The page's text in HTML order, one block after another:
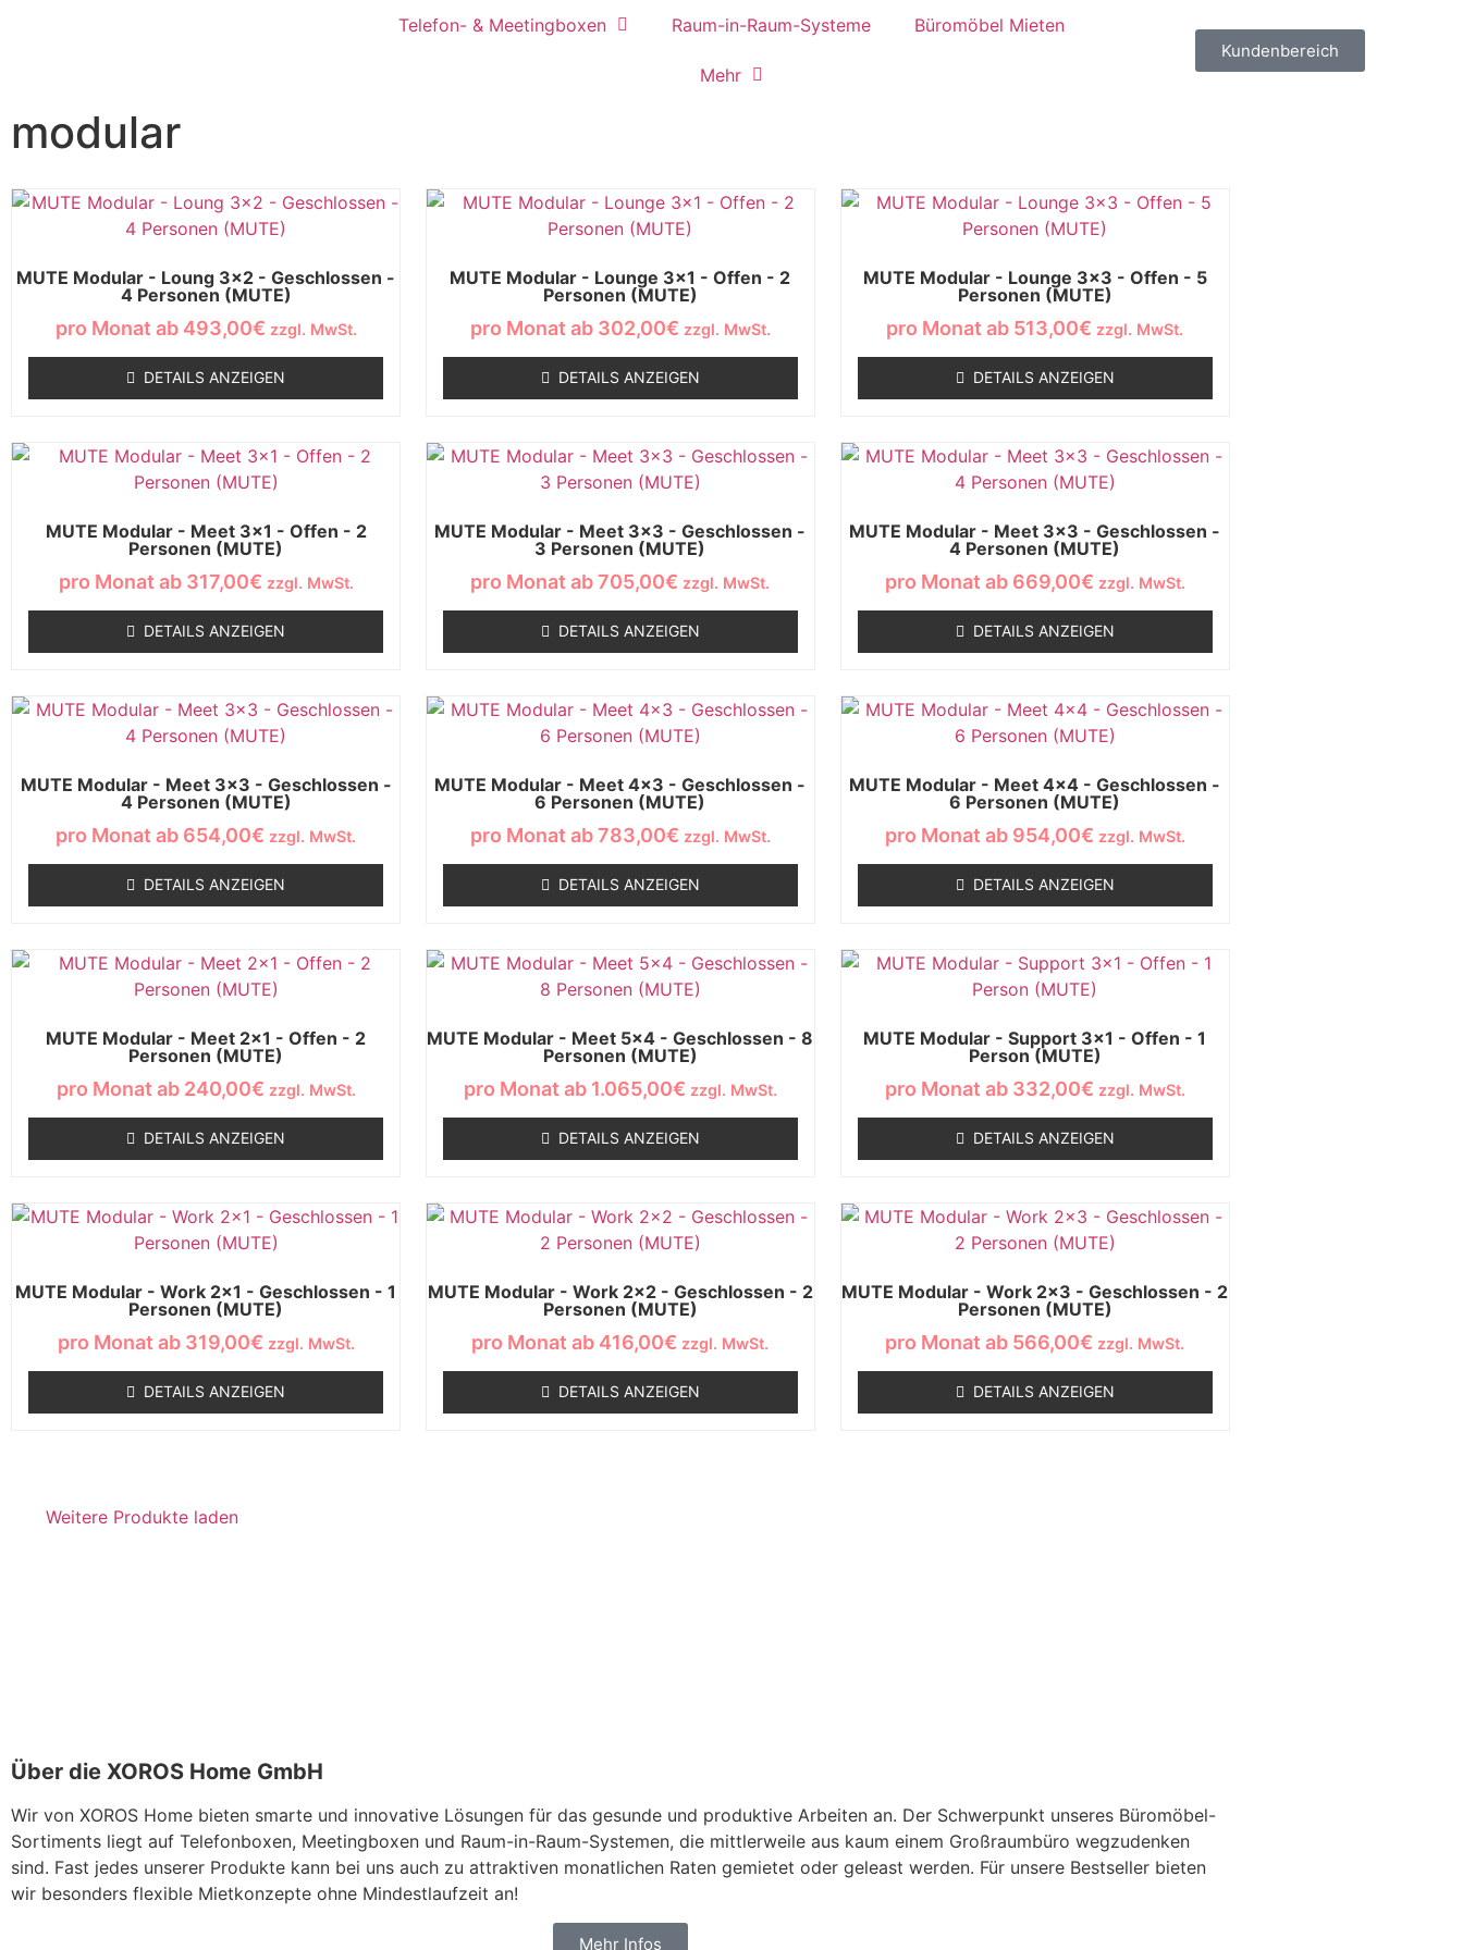
Telefon- & Meetingboxen Raum-in-Raum-Systeme Büromöbel Mieten
Mehr
Kundenbereich
modular
MUTE Modular - Loung 3x2 - Geschlossen -
4 Personen (MUTE)
pro Monat ab 493,00€ zzgl. MwSt.
DETAILS ANZEIGEN
MUTE Modular - Lounge 3x1 - Offen - 2
Personen (MUTE)
pro Monat ab 302,00€ zzgl. MwSt.
DETAILS ANZEIGEN
MUTE Modular - Lounge 3x3 - Offen - 5
Personen (MUTE)
pro Monat ab 513,00€ zzgl. MwSt.
DETAILS ANZEIGEN
MUTE Modular - Meet 3x1 - Offen - 2
Personen (MUTE)
pro Monat ab 317,00€ zzgl. MwSt.
DETAILS ANZEIGEN
MUTE Modular - Meet 3x3 - Geschlossen -
3 Personen (MUTE)
pro Monat ab705,00€ zzgl. MwSt.
DETAILS ANZEIGEN
MUTE Modular - Meet 3x3 - Geschlossen -
4 Personen (MUTE)
pro Monat ab 669,00€ zzgl. MwSt.
DETAILS ANZEIGEN
MUTE Modular - Meet 3x3 - Geschlossen -
4 Personen (MUTE)
pro Monat ab 654,00€ zzgl. MwSt.
DETAILS ANZEIGEN
MUTE Modular - Meet 4x3 - Geschlossen -
6 Personen (MUTE)
pro Monat ab783,00€ zzgl. MwSt.
DETAILS ANZEIGEN
MUTE Modular - Meet 4x4 - Geschlossen -
6 Personen (MUTE)
pro Monat ab 954,00€ zzgl. MwSt.
DETAILS ANZEIGEN
MUTE Modular - Meet 2x1 - Offen - 2
Personen (MUTE)
pro Monat ab 240,00€ zzgl. MwSt.
DETAILS ANZEIGEN
MUTE Modular - Meet 5x4 - Geschlossen - 8
Personen (MUTE)
pro Monat ab 1.065,00€ zzgl. MwSt.
DETAILS ANZEIGEN
MUTE Modular - Support 3x1 - Offen - 1
Person (MUTE)
pro Monat ab 332,00€ zzgl. MwSt.
DETAILS ANZEIGEN
MUTE Modular - Work 2x1 - Geschlossen - 1
Personen (MUTE)
pro Monat ab 319,00€ zzgl. MwSt.
DETAILS ANZEIGEN
MUTE Modular - Work 2x2 - Geschlossen - 2
Personen (MUTE)
pro Monat ab 416,00€ zzgl. MwSt.
DETAILS ANZEIGEN
MUTE Modular - Work 2x3 - Geschlossen - 2
Personen (MUTE)
pro Monat ab 566,00€ zzgl. MwSt.
DETAILS ANZEIGEN
Weitere Produkte laden
Über die XOROS Home GmbH
Wir von XOROS Home bieten smarte und innovative Lösungen für das gesunde und produktive Arbeiten an. Der Schwerpunkt unseres Büromöbel-
Sortiments liegt auf Telefonboxen, Meetingboxen und Raum-in-Raum-Systemen, die mittlerweile aus kaum einem Großraumbüro wegzudenken
sind. Fast jedes unserer Produkte kann bei uns auch zu attraktiven monatlichen Raten gemietet oder geleast werden. Für unsere Bestseller bieten
wir besonders flexible Mietkonzepte ohne Mindestlaufzeit an!
Mehr Infos